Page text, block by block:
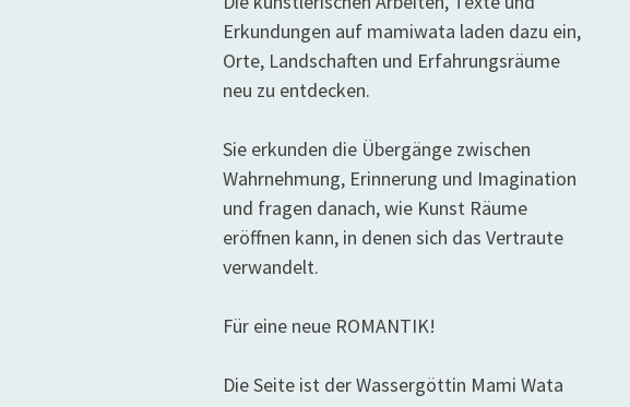
Erkundungen auf mamiwata laden dazu ein,
Orte, Landschaften und Erfahrungsräume
neu zu entdecken.
Sie erkunden die Übergänge zwischen
Wahrnehmung, Erinnerung und Imagination
und fragen danach, wie Kunst Räume
eröffnen kann, in denen sich das Vertraute
verwandelt.
Für eine neue ROMANTIK!
Die Seite ist der Wassergöttin Mami Wata